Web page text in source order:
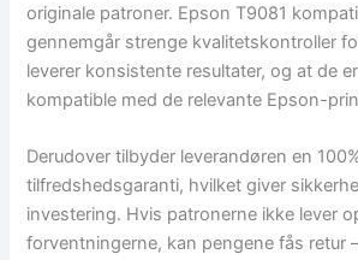
originale patroner. Epson T9081
gennemgår strenge kvalitetskontroller
leverer konsistente resultater, og at de
kompatible med de relevante Epson-
Derudover tilbyder leverandøren en
tilfredshedsgaranti, hvilket giver
investering. Hvis patronerne ikke lever
forventningerne, kan pengene fås retur